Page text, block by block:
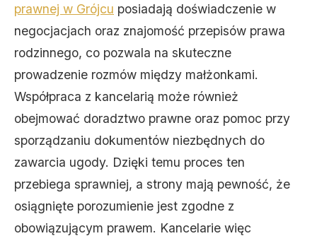
prawnej w Grójcu posiadają doświadczenie w
negocjacjach oraz znajomość przepisów prawa
rodzinnego, co pozwala na skuteczne
prowadzenie rozmów między małżonkami.
Współpraca z kancelarią może również
obejmować doradztwo prawne oraz pomoc przy
sporządzaniu dokumentów niezbędnych do
zawarcia ugody. Dzięki temu proces ten
przebiega sprawniej, a strony mają pewność, że
osiągnięte porozumienie jest zgodne z
obowiązującym prawem. Kancelarie więc